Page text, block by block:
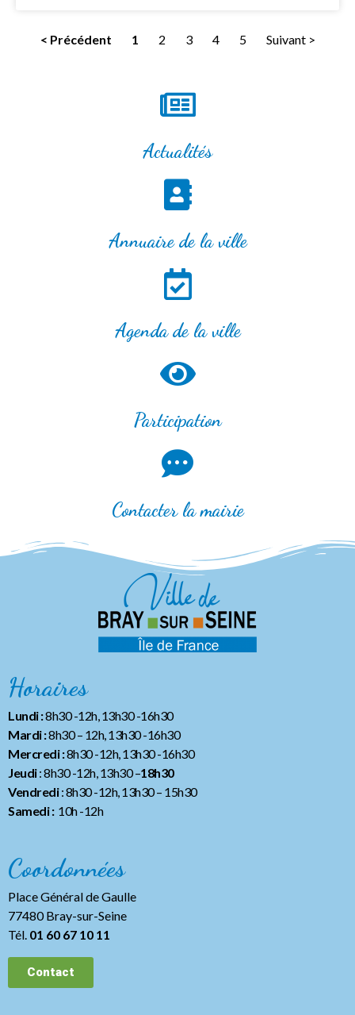
< Précédent 1 2 3 4 5 Suivant >
Actualités
Annuaire de la ville
Agenda de la ville
Participation
Contacter la mairie
Horaires
Lundi :8h30 -12h, 13h30 -16h30
Mardi :8h30 – 12h, 13h30 -16h30
Mercredi :8h30 -12h, 13h30 -16h30
Jeudi: 8h30 -12h, 13h30 –18h30
Vendredi: 8h30 -12h, 13h30– 15h30
Samedi :10h -12h
Coordonnées
Place Général de Gaulle
77480 Bray-sur-Seine
Tél. 01 60 67 10 11
Contact